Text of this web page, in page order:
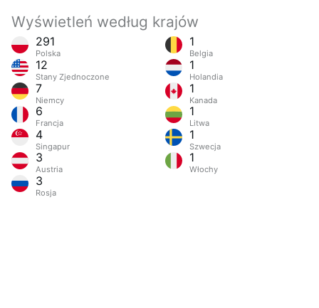
Wyświetleń według krajów
291
Polska
12
Stany Zjednoczone
7
Niemcy
6
Francja
4
Singapur
3
Austria
3
Rosja
1
Belgia
1
Holandia
1
Kanada
1
Litwa
1
Szwecja
1
Włochy